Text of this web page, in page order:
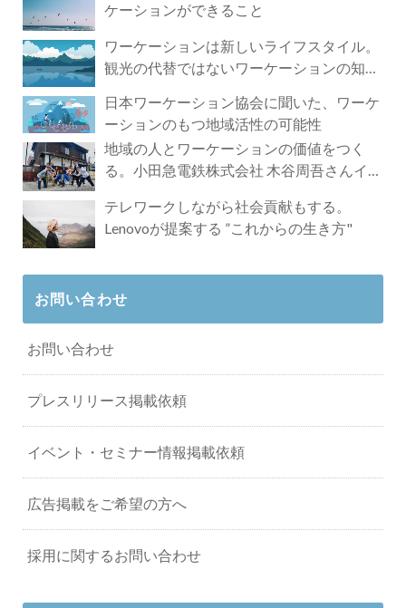
ケーションができること
ワーケーションは新しいライフスタイル。
観光の代替ではないワーケーションの知ら
日本ワーケーション協会に聞いた、ワーケ
ーションのもつ地域活性の可能性
地域の人とワーケーションの価値をつく
る。小田急電鉄株式会社 木谷周吾さんイン
テレワークしながら社会貢献もする。
Lenovoが提案する ”これからの生き方"
お問い合わせ
お問い合わせ
プレスリリース掲載依頼
イベント・セミナー情報掲載依頼
広告掲載をご希望の方へ
採用に関するお問い合わせ